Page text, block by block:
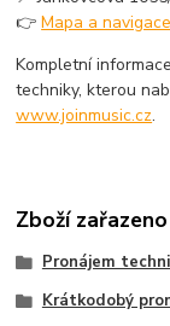
👉Mapa a navigace
Kompletní
techniky, kterou
www.joinmusic.cz.
Zboží
Pronájem
Krátkodobý